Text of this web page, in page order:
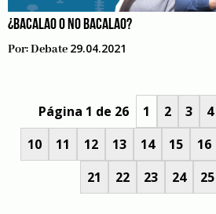
¿BACALAO O NO BACALAO?
Por:Debate 29.04.2021
Página 1 de 26 1 2 3 4
10
11 12 13 14 15 16
21
22 23 24 25